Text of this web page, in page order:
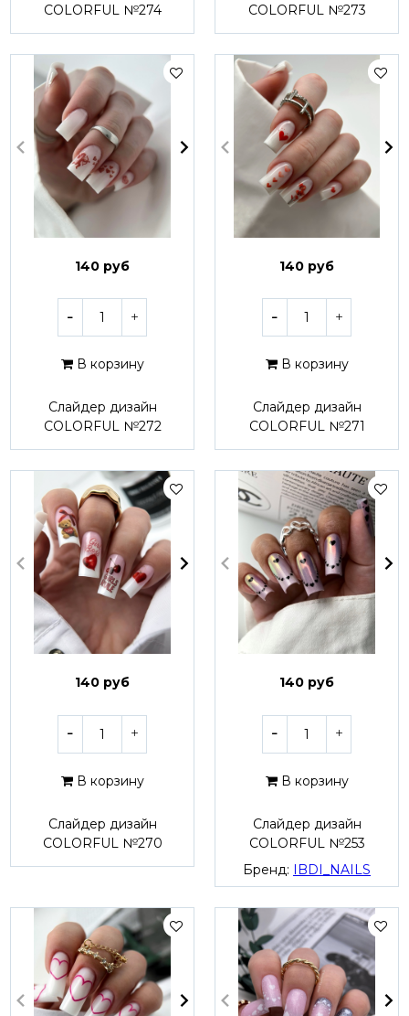
COLORFUL №274
COLORFUL №273
140 руб
В корзину
Слайдер дизайн
COLORFUL №272
140 руб
В корзину
Слайдер дизайн
COLORFUL №271
140 руб
В корзину
Слайдер дизайн
COLORFUL №270
140 руб
В корзину
Слайдер дизайн
COLORFUL №253
Бренд: IBDI_NAILS